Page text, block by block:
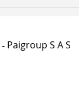
- Paigroup S A S